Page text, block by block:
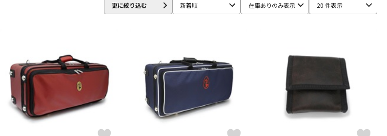
DTM オンラ
イン納品
レコーディン
グ機器
配信/ライブ
機器 リ
更に絞り込む 新着順 在庫ありのみ表示 20 件表示